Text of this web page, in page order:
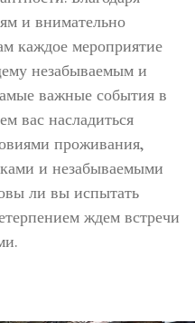
и внимательно
каждое мероприятие
незабываемым и
важные события в
вас насладиться
проживания,
и незабываемыми
ли вы испытать
ждем встречи